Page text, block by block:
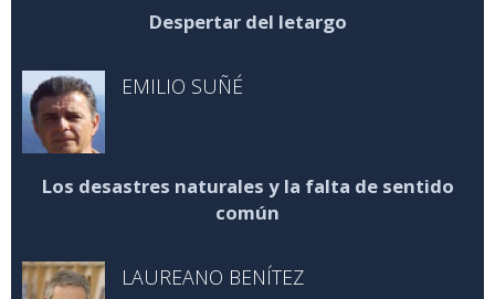
Despertar del letargo
EMILIO SUÑÉ
Los desastres naturales y la falta de sentido
común
LAUREANO BENÍTEZ